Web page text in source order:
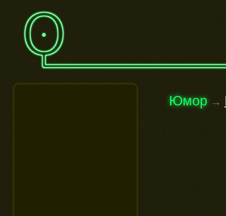
Юмор →